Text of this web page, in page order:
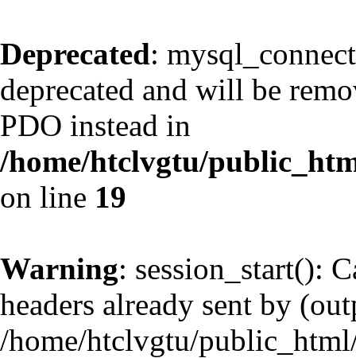
Deprecated:
deprecated and will be
PDO instead in
/home/htclvgtu/
on line 19
Warning: session_start():
headers already sent by
/home/htclvgtu/